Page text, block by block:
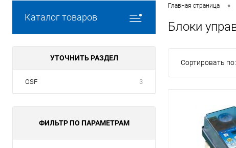
Каталог товаров
УТОЧНИТЬ РАЗДЕЛ
OSF 3
ФИЛЬТР ПО ПАРАМЕТРАМ
Главная страница •
Блоки
Сортировать по: